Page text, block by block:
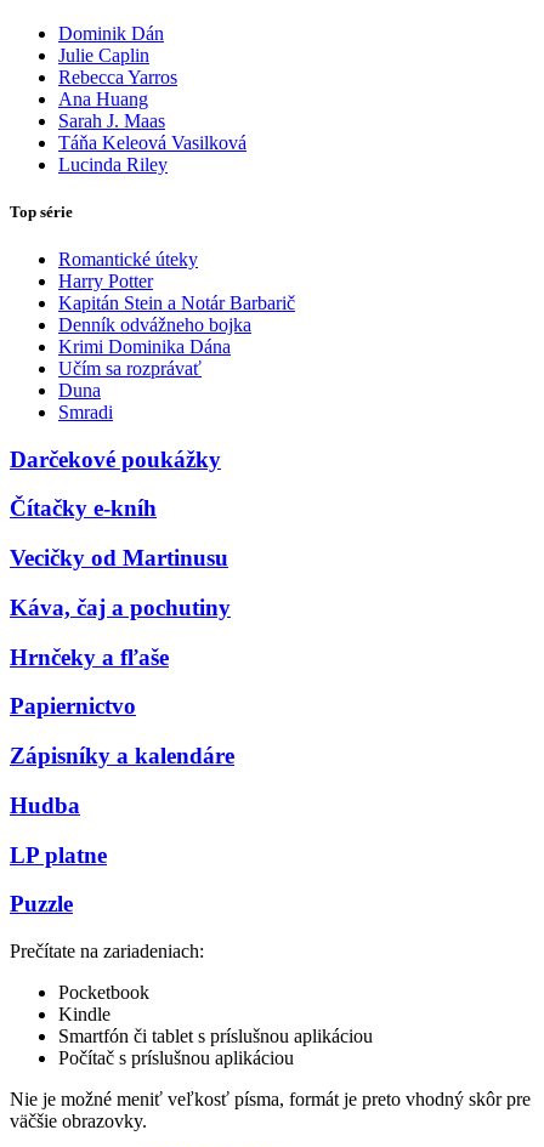
Dominik Dán
Julie Caplin
Rebecca Yarros
Ana Huang
Sarah J. Maas
Táňa Keleová Vasilková
Lucinda Riley
Top série
Romantické úteky
Harry Potter
Kapitán Stein a Notár Barbarič
Denník odvážneho bojka
Krimi Dominika Dána
Učím sa rozprávať
Duna
Smradi
Darčekové poukážky
Čítačky e-kníh
Vecičky od Martinusu
Káva, čaj a pochutiny
Hrnčeky a fľaše
Papiernictvo
Zápisníky a kalendáre
Hudba
LP platne
Puzzle
Prečítate na zariadeniach:
Pocketbook
Kindle
Smartfón či tablet s príslušnou aplikáciou
Počítač s príslušnou aplikáciou
Nie je možné meniť veľkosť písma, formát je preto vhodný skôr pre
väčšie obrazovky.